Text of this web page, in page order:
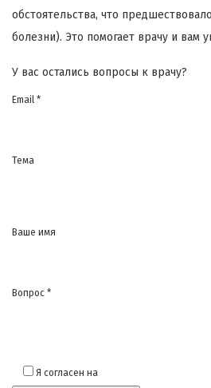
обстоятельства, что
болезни). Это помогает врачу и вам
У вас остались вопросы к врачу?
Email *
Тема
Ваше имя
Вопрос *
Я согласен на